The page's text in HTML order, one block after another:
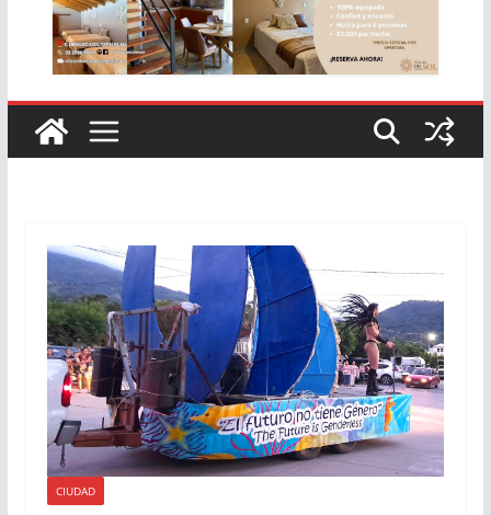
CIUDAD